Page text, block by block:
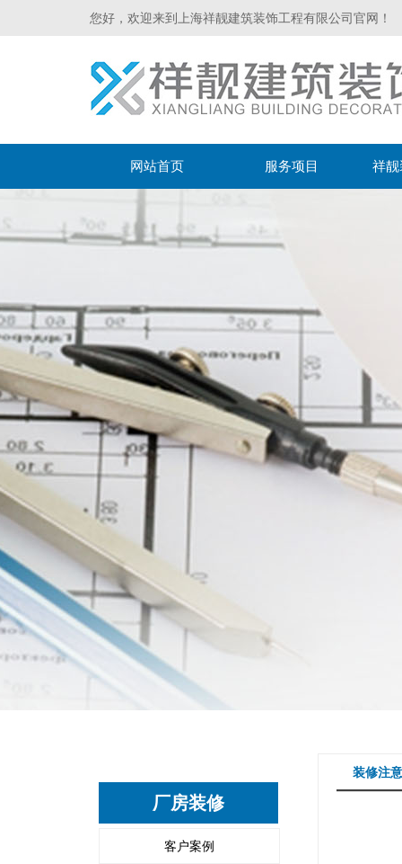
您好，欢迎来到上海祥靓建筑装饰工程有限公司官网！
网站首页 服务项目 祥
厂房装修
客户案例
装修注